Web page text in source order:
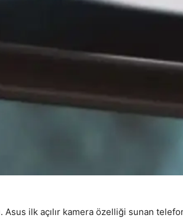
ilk açılır kamera özelliği sunan